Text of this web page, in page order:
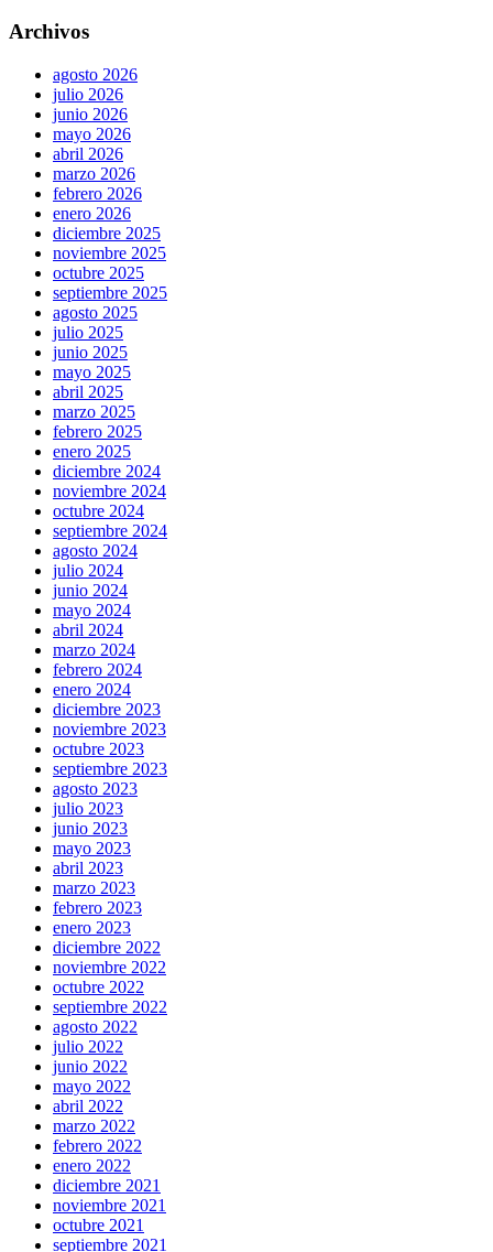
Archivos
agosto 2026
julio 2026
junio 2026
mayo 2026
abril 2026
marzo 2026
febrero 2026
enero 2026
diciembre 2025
noviembre 2025
octubre 2025
septiembre 2025
agosto 2025
julio 2025
junio 2025
mayo 2025
abril 2025
marzo 2025
febrero 2025
enero 2025
diciembre 2024
noviembre 2024
octubre 2024
septiembre 2024
agosto 2024
julio 2024
junio 2024
mayo 2024
abril 2024
marzo 2024
febrero 2024
enero 2024
diciembre 2023
noviembre 2023
octubre 2023
septiembre 2023
agosto 2023
julio 2023
junio 2023
mayo 2023
abril 2023
marzo 2023
febrero 2023
enero 2023
diciembre 2022
noviembre 2022
octubre 2022
septiembre 2022
agosto 2022
julio 2022
junio 2022
mayo 2022
abril 2022
marzo 2022
febrero 2022
enero 2022
diciembre 2021
noviembre 2021
octubre 2021
septiembre 2021